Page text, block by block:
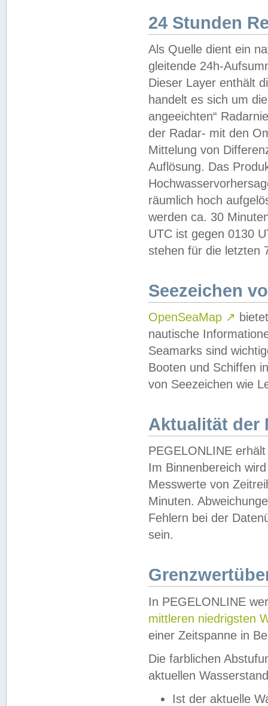
24 Stunden
Als Quelle dient ein
gleitende 24h-
Dieser Layer enthält
handelt es sich um
angeeichten“
der Radar- mit den
Mittelung von
Auflösung. Das
räumlich hoch
werden ca. 30
UTC ist gegen 0130
stehen für die letzten
Seezeichen
OpenSeaMap ↗
nautische
Seamarks sind
Booten und Schiffen
von Seezeichen wie
Aktualität der
PEGELONLINE
Im Binnenbereich
Messwerte von
Minuten.
Fehlern bei der
sein.
In PEGELONLINE
mittleren niedrigsten
einer Zeitspanne in
Die farblichen
aktuellen
Ist der aktuelle